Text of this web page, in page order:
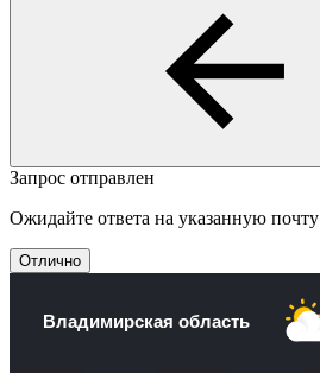
Запрос отправлен
Ожидайте ответа на указанную почту
Отлично
Владимирская область